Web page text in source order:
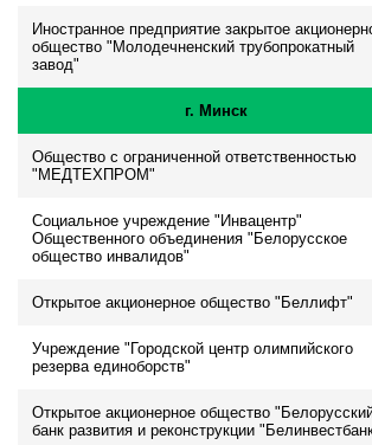
Иностранное предприятие закрытое
общество "Молодечненский трубопрокатный
завод"
г. Минск
Общество с ограниченной ответственностью
"МЕДТЕХПРОМ"
Социальное учреждение "Инвацентр"
Общественного объединения "Белорусское
общество инвалидов"
Открытое акционерное общество "Беллифт"
Учреждение "Городской центр олимпийского
резерва единоборств"
Открытое акционерное общество
банк развития и реконструкции